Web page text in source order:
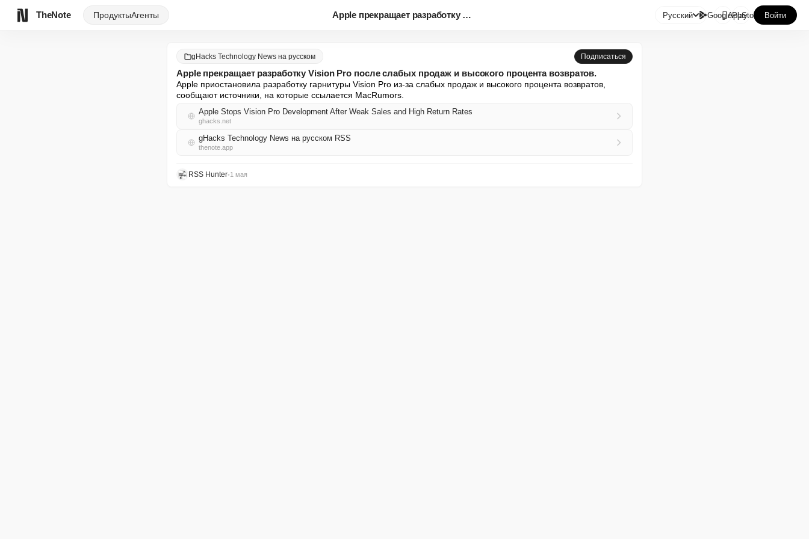
TheNote ПродуктыАгенты Apple прекращает разработку Vi... Русский GooglePlay
AppStore Войти
gHacks Technology News на русском Подписаться
Apple прекращает разработку Vision Pro после слабых продаж и высокого процента возвратов.
Apple приостановила разработку гарнитуры Vision Pro из-за слабых продаж и высокого процента возвратов,
сообщают источники, на которые ссылается MacRumors.
Apple Stops Vision Pro Development After Weak Sales and High Return Rates
ghacks.net
gHacks Technology News на русском RSS
thenote.app
RSS Hunter•1 мая